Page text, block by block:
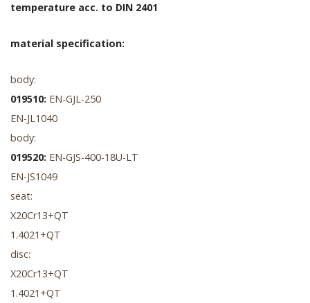
temperature acc. to DIN 2401
material specification:
body:
019510: EN-GJL-250
EN-JL1040
body:
019520: EN-GJS-400-18U-LT
EN-JS1049
seat:
X20Cr13+QT
1.4021+QT
disc:
X20Cr13+QT
1.4021+QT